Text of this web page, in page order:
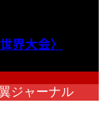
界大会〉
ジャーナル